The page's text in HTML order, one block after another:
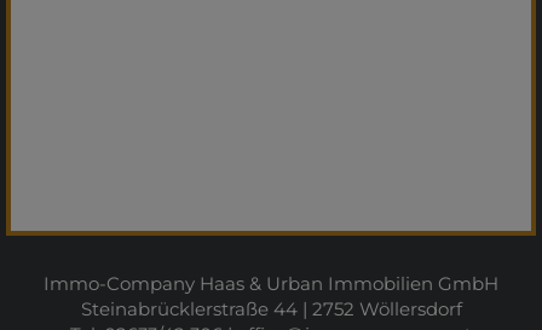
Immo-Company Haas & Urban Immobilien GmbH
Steinabrücklerstraße 44 | 2752 Wöllersdorf